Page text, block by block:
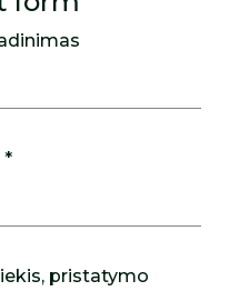
*
pristatymo